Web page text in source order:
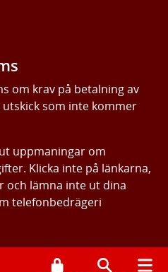
om krav på betalning av
som inte kommer
uppmaningar om
Klicka inte på länkarna,
och lämna inte ut dina
telefonbedrägeri